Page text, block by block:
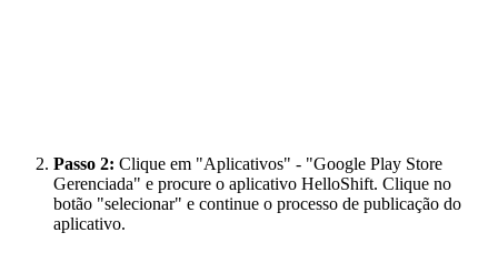
Passo 2: Clique em "Aplicativos" - "Google Play Store
Gerenciada" e procure o aplicativo HelloShift. Clique no
botão "selecionar" e continue o processo de publicação do
aplicativo.